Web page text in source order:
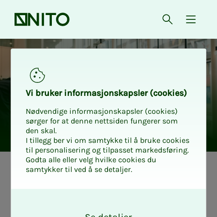
Forsiden Åpne søk
{
Det­­­te er fag­­­
Vi bru­­­ker in­­­for­­­ma­­­sjons­­­kaps­­­­­ler (cookies)
Nødvendige informasjonskapsler (cookies)
sørger for at denne nettsiden fungerer som
den skal.
I tillegg ber vi om samtykke til å bruke cookies
til personalisering og tilpasset markedsføring.
Godta alle eller velg hvilke cookies du
samtykker til ved å se detaljer.